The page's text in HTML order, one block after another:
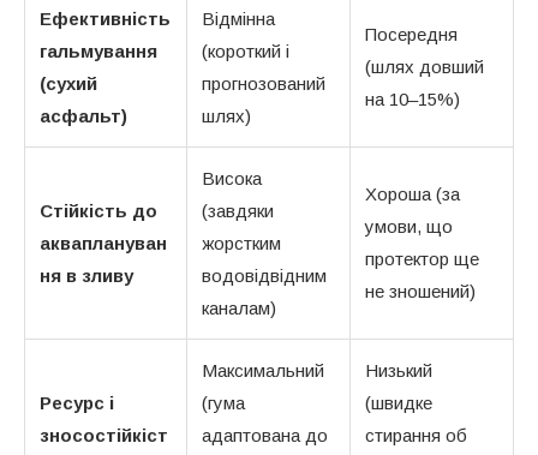
Ефективність
гальмування
(сухий
асфальт)
Відмінна
(короткий і
прогнозований
шлях)
Посередня
(шлях довший
на 10–15%)
Стійкість до
акваплануван
ня в зливу
Висока
(завдяки
жорстким
водовідвідним
каналам)
Хороша (за
умови, що
протектор ще
не зношений)
Ресурс і
зносостійкіст
Максимальний
(гума
адаптована до
Низький
(швидке
стирання об